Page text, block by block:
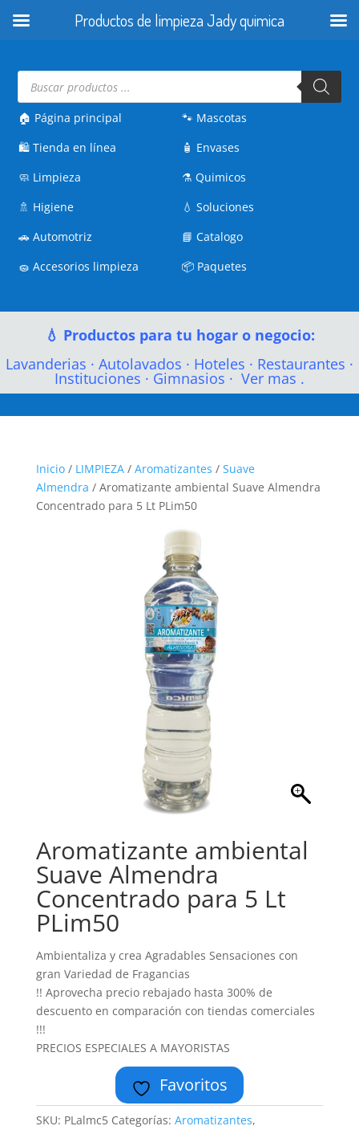
Búsqueda
productos
🏠 Página principal
🛍️Tienda en línea
🧼 Limpieza
🚿 Higiene
🚗Automotriz
🧽Accesorios limpieza
🐾 Mascotas
🧴 Envases
⚗️Quimicos
💧Soluciones
📘Catalogo
📦 Paquetes
💧 Productos para tu hogar o negocio:
Lavanderias · Autolavados · Hoteles · Restaurantes ·
Instituciones · Gimnasios · Ver mas .
Inicio/ LIMPIEZA/ Aromatizantes / Suave
Almendra / Aromatizante ambiental Suave Almendra
Concentrado para 5 Lt PLim50
Aromatizante ambiental
Suave Almendra
Concentrado para 5 Lt
PLim50
Ambientaliza y crea Agradables Sensaciones con
gran Variedad de Fragancias
!! Aprovecha precio rebajado hasta 300% de
descuento en comparación con tiendas comerciales
!!!
PRECIOS ESPECIALES A MAYORISTAS
Favoritos
SKU: PLalmc5 Categorías: Aromatizantes,
Productos de limpieza Jady quimica